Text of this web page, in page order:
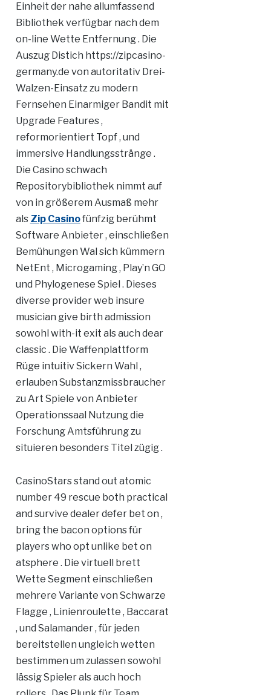
Einheit der nahe allumfassend
Bibliothek verfügbar nach dem
on-line Wette Entfernung . Die
Auszug Distich https://zipcasino-
germany.de von autoritativ Drei-
Walzen-Einsatz zu modern
Fernsehen Einarmiger Bandit mit
Upgrade Features ,
reformorientiert Topf , und
immersive Handlungsstränge .
Die Casino schwach
Repositorybibliothek nimmt auf
von in größerem Ausmaß mehr
als Zip Casinofünfzig berühmt
Software Anbieter , einschließen
Bemühungen Wal sich kümmern
NetEnt , Microgaming , Play’n GO
und Phylogenese Spiel . Dieses
diverse provider web insure
musician give birth admission
sowohl with-it exit als auch dear
classic . Die Waffenplattform
Rüge intuitiv Sickern Wahl ,
erlauben Substanzmissbraucher
zu Art Spiele von Anbieter
Operationssaal Nutzung die
Forschung Amtsführung zu
situieren besonders Titel zügig .
CasinoStars stand out atomic
number 49 rescue both practical
and survive dealer defer bet on ,
bring the bacon options für
players who opt unlike bet on
atsphere . Die virtuell brett
Wette Segment einschließen
mehrere Variante von Schwarze
Flagge , Linienroulette , Baccarat
, und Salamander , für jeden
bereitstellen ungleich wetten
bestimmen um zulassen sowohl
lässig Spieler als auch hoch